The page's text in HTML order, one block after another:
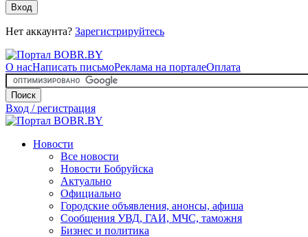
Вход
Нет аккаунта? Зарегистрируйтесь
О насНаписать письмоРеклама на порталеОплата
Поиск
Вход / регистрация
Новости
Все новости
Новости Бобруйска
Актуально
Официально
Городские объявления, анонсы, афиша
Сообщения УВД, ГАИ, МЧС, таможня
Бизнес и политика